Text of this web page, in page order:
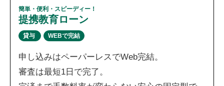
簡単・便利・スピーディー！
提携教育ローン
貸与 WEBで完結
申し込みはペーパーレスでWeb完結。
審査は最短1日で完了。